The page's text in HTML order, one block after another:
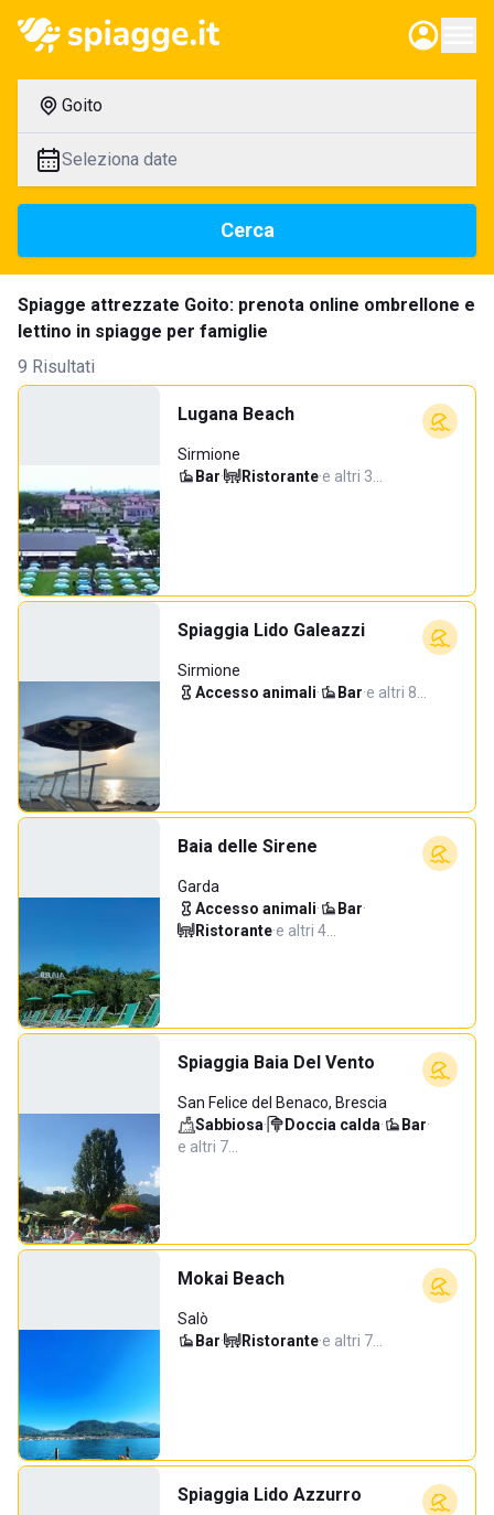
Goito
Seleziona date
Cerca
Spiagge attrezzate Goito: prenota online ombrellone e
lettino in spiagge per famiglie
9 Risultati
Lugana Beach
Sirmione
Bar· Ristorante·e altri 3…
Spiaggia Lido Galeazzi
Sirmione
Accesso animali· Bar·e altri 8…
Baia delle Sirene
Garda
Accesso animali· Bar·
Ristorante·e altri 4…
Spiaggia Baia Del Vento
San Felice del Benaco, Brescia
Sabbiosa· Doccia calda· Bar·
e altri 7…
Mokai Beach
Salò
Bar· Ristorante·e altri 7…
Spiaggia Lido Azzurro